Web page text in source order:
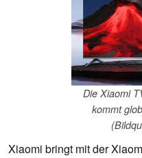
Die Xiaomi
kommt
Xiaomi bringt mit der